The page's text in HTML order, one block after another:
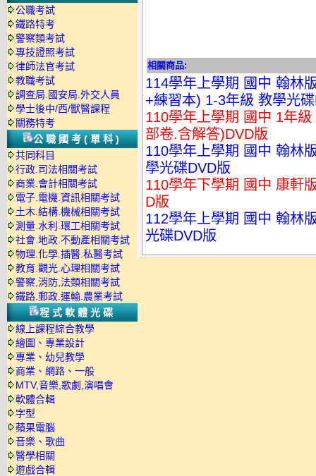
公職考試
鐵路特考
警察類考試
專技證照考試
律師法官考試
教職考試
調查局.國安局.外交人員
學士後中/西/獸醫課程
關務特考
公職國考(單科)
共同科目
行政.司法相關考試
商業.會計相關考試
電子.電機.資訊相關考試
土木.結構.機械相關考試
測量.水利.環工相關考試
社會.地政.不動產相關考試
物理.化學.插醫.私醫考試
教育.觀光.心理相關考試
警察,消防,法類相關考試
鐵路.郵政.運輸.農業考試
程式軟體光碟
線上課程綜合教學
繪圖、專業設計
專業、幼兒教學
商業、網路、一般
MTV,音樂,歌劇,演唱會
軟體合輯
字型
蘋果電腦
音樂、歌曲
醫學相關
遊戲合輯
相關商品:
114學年上學期 國中 翰林
+練習本) 1-3年級 教學光
110學年上學期 國中 1年
部卷.含解答)DVD版
110學年上學期 國中 翰林
學光碟DVD版
110學年下學期 國中 康軒
D版
112學年上學期 國中 翰林
光碟DVD版